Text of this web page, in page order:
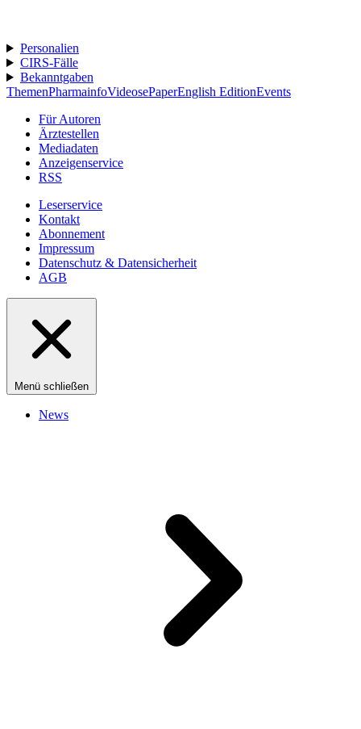
Personalien
CIRS-Fälle
Bekanntgaben
ThemenPharmainfoVideosePaperEnglish EditionEvents
Für Autoren
Ärztestellen
Mediadaten
Anzeigenservice
RSS
Leserservice
Kontakt
Abonnement
Impressum
Datenschutz & Datensicherheit
AGB
Menü schließen
News